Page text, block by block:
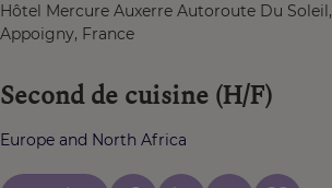
Hôtel Mercure Auxerre Autoroute Du Soleil,
Appoigny, France
Second de cuisine (H/F)
Europe and North Africa